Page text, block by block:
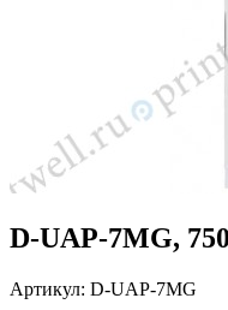
D-UAP-7MG,
Артикул: D-UAP-7MG